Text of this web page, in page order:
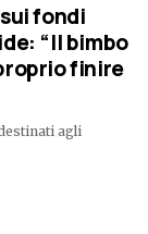
fondi
“Il bimbo
finire
agli